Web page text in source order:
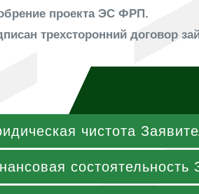
проекта ЭС ФРП.
трехсторонний договор
чистота
состоятельность